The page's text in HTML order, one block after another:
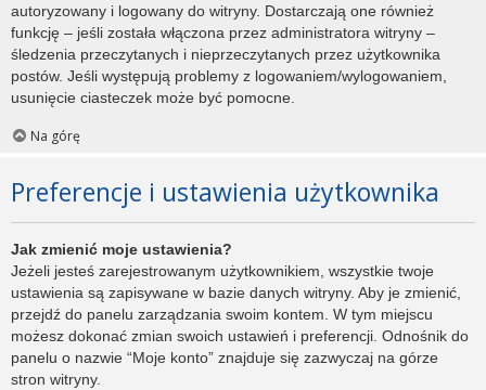
autoryzowany i logowany do witryny. Dostarczają one również
funkcję – jeśli została włączona przez administratora witryny –
śledzenia przeczytanych i nieprzeczytanych przez użytkownika
postów. Jeśli występują problemy z logowaniem/wylogowaniem,
usunięcie ciasteczek może być pomocne.
Na górę
Preferencje i ustawienia użytkownika
Jak zmienić moje ustawienia?
Jeżeli jesteś zarejestrowanym użytkownikiem, wszystkie twoje
ustawienia są zapisywane w bazie danych witryny. Aby je zmienić,
przejdź do panelu zarządzania swoim kontem. W tym miejscu
możesz dokonać zmian swoich ustawień i preferencji. Odnośnik do
panelu o nazwie “Moje konto” znajduje się zazwyczaj na górze
stron witryny.